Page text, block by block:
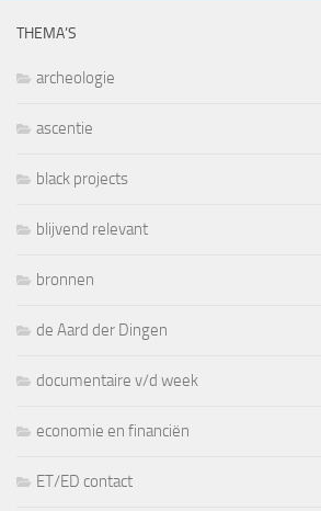
THEMA’S
archeologie
ascentie
black projects
blijvend relevant
bronnen
de Aard der Dingen
documentaire v/d week
economie en financiën
ET/ED contact